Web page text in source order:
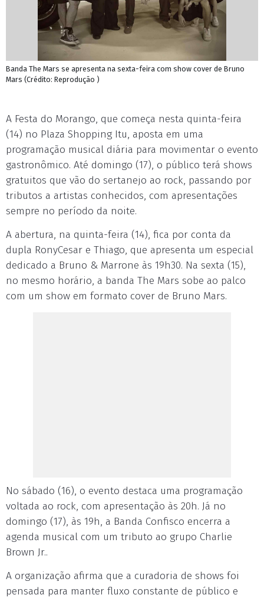
Banda The Mars se apresenta na sexta-feira com show cover de Bruno
Mars (Crédito: Reprodução )
A Festa do Morango, que começa nesta quinta-feira
(14) no Plaza Shopping Itu, aposta em uma
programação musical diária para movimentar o evento
gastronômico. Até domingo (17), o público terá shows
gratuitos que vão do sertanejo ao rock, passando por
tributos a artistas conhecidos, com apresentações
sempre no período da noite.
A abertura, na quinta-feira (14), fica por conta da
dupla RonyCesar e Thiago, que apresenta um especial
dedicado a Bruno & Marrone às 19h30. Na sexta (15),
no mesmo horário, a banda The Mars sobe ao palco
com um show em formato cover de Bruno Mars.
No sábado (16), o evento destaca uma programação
voltada ao rock, com apresentação às 20h. Já no
domingo (17), às 19h, a Banda Confisco encerra a
agenda musical com um tributo ao grupo Charlie
Brown Jr..
A organização afirma que a curadoria de shows foi
pensada para manter fluxo constante de público e